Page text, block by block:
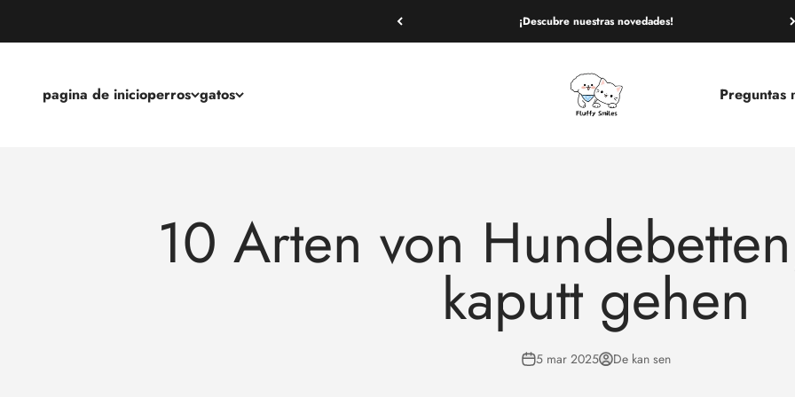
¡Descubre nuestras novedades!
pagina de inicioperros gatos
Fluffy Smiles
Preguntas
10 Arten von
kaputt gehen
5 mar 2025 De kan sen